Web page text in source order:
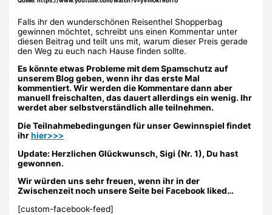
Falls ihr den wunderschönen Reisenthel Shopperbag
gewinnen möchtet, schreibt uns einen Kommentar unter
diesen Beitrag und teilt uns mit, warum dieser Preis gerade
den Weg zu euch nach Hause finden sollte.
Es könnte etwas Probleme mit dem Spamschutz auf
unserem Blog geben, wenn ihr das erste Mal
kommentiert. Wir werden die Kommentare dann aber
manuell freischalten, das dauert allerdings ein wenig. Ihr
werdet aber selbstverständlich alle teilnehmen.
Die Teilnahmebedingungen für unser Gewinnspiel findet
ihrhier>>>
Update: Herzlichen Glückwunsch, Sigi (Nr. 1), Du hast
gewonnen.
Wir würden uns sehr freuen, wenn ihr in der
Zwischenzeit noch unsere Seite bei Facebook liked…
[custom-facebook-feed]